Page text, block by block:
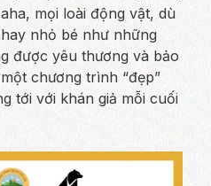
mọi loài động vật, dù
nhỏ bé như những
được yêu thương và bảo
chương trình “đẹp”
tới với khán giả mỗi cuối